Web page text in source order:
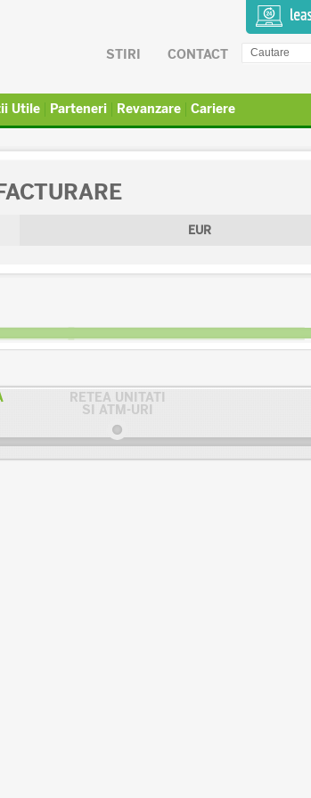
STIRI CONTACT
Utile Parteneri Revanzare Cariere
EUR
RETEA UNITATI
SI ATM-URI